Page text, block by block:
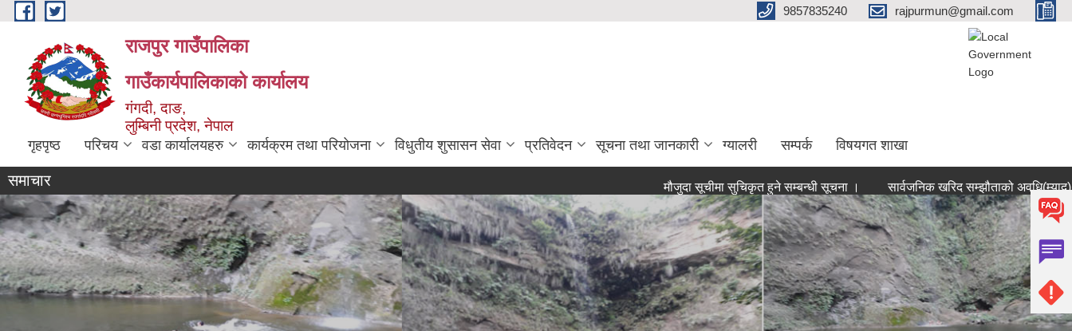
Skip to main content 9857835240 rajpurmun@gmail.com
राजपुर गाउँपालिका
गाउँकार्यपालिकाको कार्यालय
गंगदी, दाङ,
लुम्बिनी प्रदेश, नेपाल
गृहपृष्ठ परिचय वडा कार्यालयहरु कार्यक्रम तथा परियोजना विधुतीय शुसासन सेवा प्रतिवेदन सूचना तथा जानकारी ग्यालरी सम्पर्क विषयगत शाखा
समाचार मौजुदा सूचीमा सुचिकृत हुने सम्बन्धी सूचना । सार्वजनिक खरिद सम्झौताको अवधि(म्याद) थप